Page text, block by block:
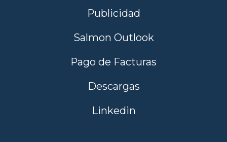
Publicidad
Salmon Outlook
Pago de Facturas
Descargas
Linkedin